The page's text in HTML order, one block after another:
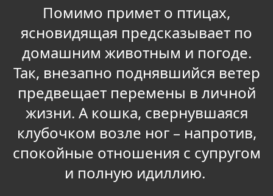
Помимо примет о птицах,
ясновидящая предсказывает по
домашним животным и погоде.
Так, внезапно поднявшийся ветер
предвещает перемены в личной
жизни. А кошка, свернувшаяся
клубочком возле ног – напротив,
спокойные отношения с супругом
и полную идиллию.